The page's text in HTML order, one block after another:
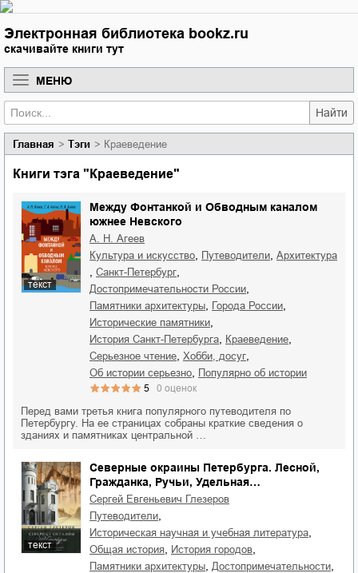
Электронная библиотека bookz.ru
скачивайте книги тут
МЕНЮ
Найти
Главная Тэги Краеведение
Книги тэга "Краеведение"
текст
Между Фонтанкой и Обводным каналом
южнее Невского
А. Н. Агеев
культура и искусство
путеводители архитектура
Санкт-Петербург
достопримечательности России
памятники архитектуры города России
исторические памятники
история Санкт-Петербурга краеведение
серьезное чтение хобби, досуг
об истории серьезно популярно об истории
5 0 оценок
Перед вами третья книга популярного путеводителя по
Петербургу. На ее страницах собраны краткие сведения о
зданиях и памятниках центральной …
текст
Северные окраины Петербурга. Лесной,
Гражданка, Ручьи, Удельная…
Сергей Евгеньевич Глезеров
путеводители
историческая научная и учебная литература
общая история история городов
памятники архитектуры достопримечательности